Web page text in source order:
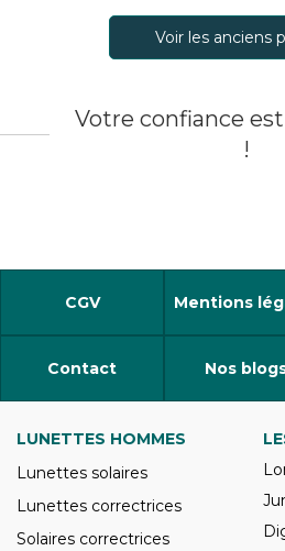
Voir les anciens
Votre confiance
!
CGV Mentions
Contact Nos
LUNETTES HOMMES
Lunettes solaires
Lunettes correctrices
Solaires correctrices